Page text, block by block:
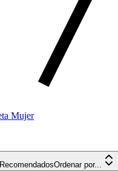
Mujer
RecomendadosOrdenar por...